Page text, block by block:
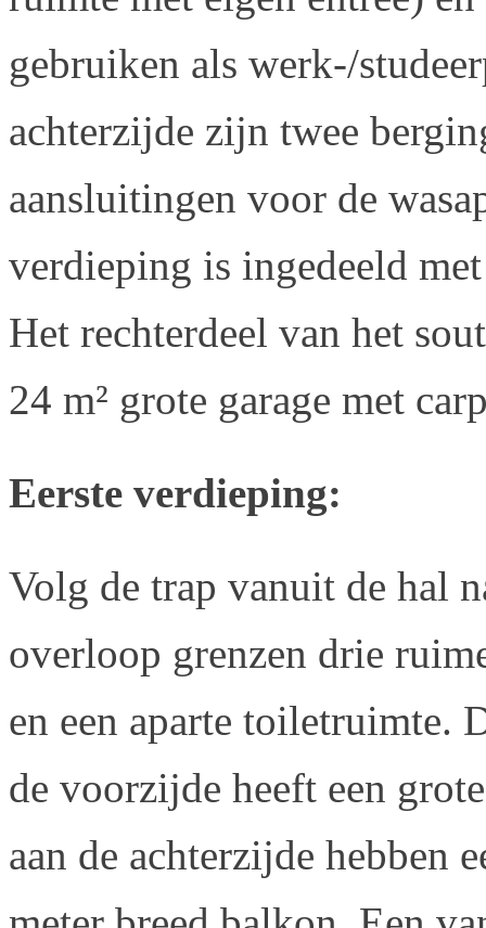
gebruiken als werk-/
achterzijde zijn twee
aansluitingen voor de
verdieping is ingedeeld
Het rechterdeel van het
24 m² grote garage met
Eerste verdieping:
Volg de trap vanuit de hal
overloop grenzen drie
en een aparte toiletruimte.
de voorzijde heeft een
aan de achterzijde hebben